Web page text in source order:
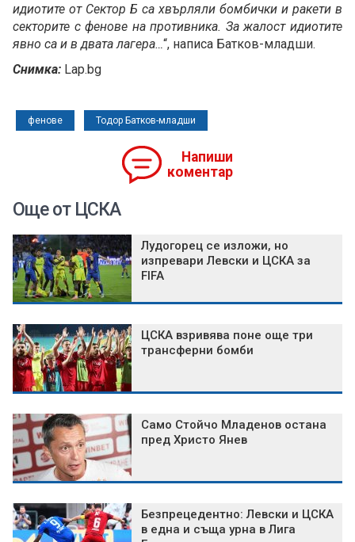
идиотите от Сектор Б са хвърляли бомбички и ракети в
секторите с фенове на противника. За жалост идиотите
явно са и в двата лагера…“, написа Батков-младши.
Снимка: Lap.bg
фенове Тодор Батков-младши
Напиши
коментар
Още от ЦСКА
Лудогорец се изложи, но
изпревари Левски и ЦСКА за
FIFA
ЦСКА взривява поне още три
трансферни бомби
Само Стойчо Младенов остана
пред Христо Янев
Безпрецедентно: Левски и ЦСКА
в една и съща урна в Лига